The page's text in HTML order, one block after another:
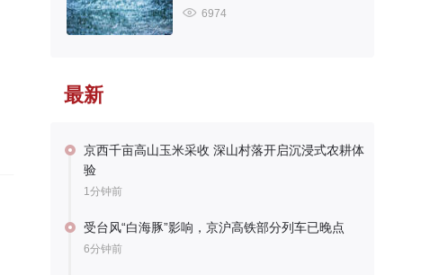
6974
最新
京西千亩高山玉米采收 深山村落开启沉浸式农耕体
验
1分钟前
受台风“白海豚”影响，京沪高铁部分列车已晚点
6分钟前